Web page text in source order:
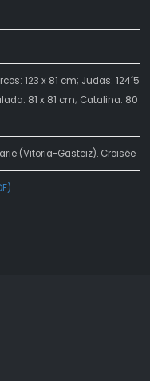
123 x 81 cm; Judas: 124´5
81 x 81 cm; Catalina: 80
(Vitoria-Gasteiz). Croisée